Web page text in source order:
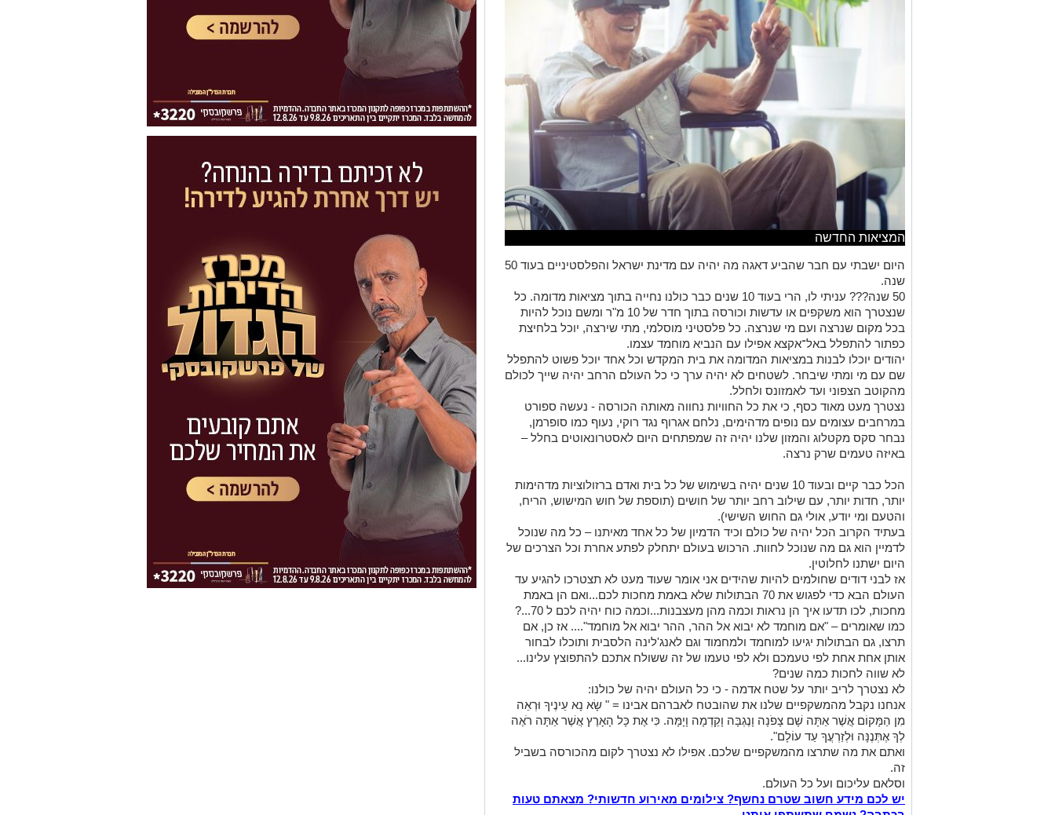
המציאות החדשה
היום ישבתי עם חבר שהביע דאגה מה יהיה עם מדינת ישראל והפלסטיניים בעוד 50
שנה.
50 שנה??? עניתי לו, הרי בעוד 10 שנים כבר כולנו נחייה בתוך מציאות מדומה. כל
שנצטרך הוא משקפים או עדשות וכורסה בתוך חדר של 10 מ"ר ומשם נוכל להיות
בכל מקום שנרצה ועם מי שנרצה. כל פלסטיני מוסלמי, מתי שירצה, יוכל בלחיצת
כפתור להתפלל באל־אקצא אפילו עם הנביא מוחמד עצמו.
יהודים יוכלו לבנות במציאות המדומה את בית המקדש וכל אחד יוכל פשוט להתפלל
שם עם מי ומתי שיבחר. לשטחים לא יהיה ערך כי כל העולם הרחב יהיה שייך לכולם
מהקוטב הצפוני ועד לאמזונס ולחלל.
נצטרך מעט מאוד כסף, כי את כל החוויות נחווה מאותה הכורסה - נעשה ספורט
במרחבים עצומים עם נופים מדהימים, נלחם אגרוף נגד רוקי, נעוף כמו סופרמן,
נבחר סקס מקטלוג והמזון שלנו יהיה זה שמפתחים היום לאסטרונאוטים בחלל –
באיזה טעמים שרק נרצה.
הכל כבר קיים ובעוד 10 שנים יהיה בשימוש של כל בית ואדם ברזולוציות מדהימות
יותר, חדות יותר, עם שילוב רחב יותר של חושים (תוספת של חוש המישוש, הריח,
והטעם ומי יודע, אולי גם החוש השישי).
בעתיד הקרוב הכל יהיה של כולם וכיד הדמיון של כל אחד מאיתנו – כל מה שנוכל
לדמיין הוא גם מה שנוכל לחוות. הרכוש בעולם יתחלק לפתע אחרת וכל הצרכים של
היום ישתנו לחלוטין.
אז לבני דודים שחולמים להיות שהידים אני אומר שעוד מעט לא תצטרכו להגיע עד
העולם הבא כדי לפגוש את 70 הבתולות שלא באמת מחכות לכם...ואם הן באמת
מחכות, לכו תדעו איך הן נראות וכמה מהן מעצבנות...וכמה כוח יהיה לכם ל 70...?
כמו שאומרים – "אם מוחמד לא יבוא אל ההר, ההר יבוא אל מוחמד".... אז כן, אם
תרצו, גם הבתולות יגיעו למוחמד ולמחמוד וגם לאנג'לינה הלסבית ותוכלו לבחור
אותן אחת אחת לפי טעמכם ולא לפי טעמו של זה ששולח אתכם להתפוצץ עלינו...
לא שווה לחכות כמה שנים?
לא נצטרך לריב יותר על שטח אדמה - כי כל העולם יהיה של כולנו:
אנחנו נקבל מהמשקפיים שלנו את שהובטח לאברהם אבינו = " שָׂא נָא עֵינֶיךָ וּרְאֵה
מִן הַמָּקוֹם אֲשֶׁר אַתָּה שָׁם צָפֹנָה וָנֶגְבָּה וָקֵדְמָה וָיָמָּה. כִּי אֶת כָּל הָאָרֶץ אֲשֶׁר אַתָּה רֹאֶה
לְךָ אֶתְּנֶנָּה וּלְזַרְעֲךָ עַד עוֹלָם".
ואתם את מה שתרצו מהמשקפיים שלכם. אפילו לא נצטרך לקום מהכורסה בשביל
זה.
וסלאם עליכום ועל כל העולם.
יש לכם מידע חשוב שטרם נחשף? צילומים מאירוע חדשותי? מצאתם טעות